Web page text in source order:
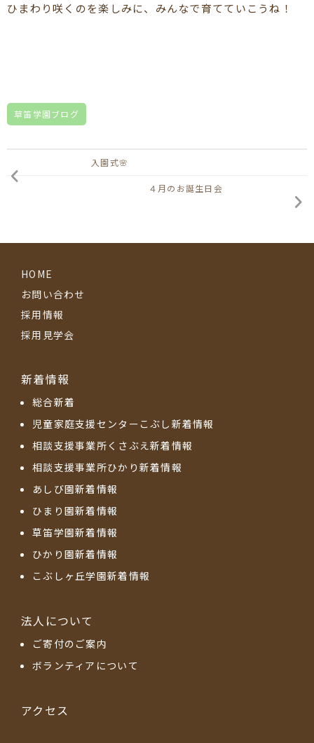
ひまわり咲くのを楽しみに、みんなで育てていこうね！
草笛学園ブログ
入園式🌸
４月のお誕生日会
HOME
お問い合わせ
採用情報
採用見学会
新着情報
総合新着
児童家庭支援センターこぶし新着情報
相談支援事業所くさぶえ新着情報
相談支援事業所ひかり新着情報
あしび園新着情報
ひまり園新着情報
草笛学園新着情報
ひかり園新着情報
こぶしヶ丘学園新着情報
法人について
ご寄付のご案内
ボランティアについて
アクセス